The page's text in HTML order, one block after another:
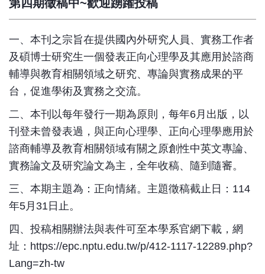
第四期徵稿中~歡迎踴躍投稿
一、本刊之宗旨在提供國內外研究人員、實務工作者
及碩博士研究生一個發表正向心理學及其應用於諮商
輔導與教育相關領域之研究、專論與實務成果的平
台，促進學術及實務之交流。
二、本刊以每年發行一期為原則，每年6月出版，以
刊登未曾發表過，與正向心理學、正向心理學應用於
諮商輔導及教育相關領域有關之原創性中英文專論、
實務論文及研究論文為主，全年收稿、隨到隨審。
三、本期主題為：正向情緒。主題徵稿截止日：114
年5月31日止。
四、投稿相關辦法與表件可至本學系官網下載，網
址：https://epc.nptu.edu.tw/p/412-1117-12289.php?
Lang=zh-tw